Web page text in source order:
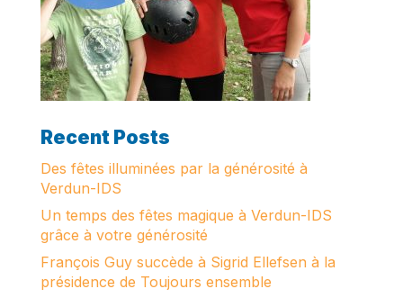
Recent Posts
Des fêtes illuminées par la générosité à
Verdun-IDS
Un temps des fêtes magique à Verdun-IDS
grâce à votre générosité
François Guy succède à Sigrid Ellefsen à la
présidence de Toujours ensemble